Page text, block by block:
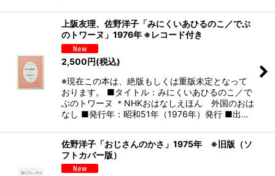
上阪友理、佐野洋子「みにくいあひるのこ／でぶ
のトワーヌ」1976年 ※レコード付き
2,500円(税込)
※現在この本は、絶版もしくは重版未定となって
おります。 ■タイトル：みにくいあひるのこ／で
ぶのトワーヌ ＊NHKおはなしえほん 外国のおは
なし ■発行年：昭和51年（1976年）発行 ■出…
佐野洋子「おじさんのかさ」1975年 ※旧版（ソ
フトカバー版）